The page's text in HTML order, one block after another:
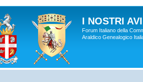
I NOSTRI AVI
Forum Italiano della
Araldico Genealogico